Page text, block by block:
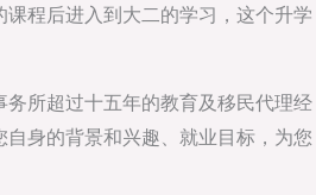
程后进入到大二的学习，这个升学
所超过十五年的教育及移民代理经
身的背景和兴趣、就业目标，为您